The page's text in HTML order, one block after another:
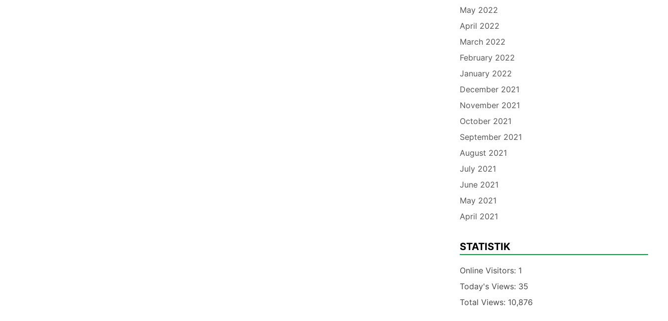
May 2022
April 2022
March 2022
February 2022
January 2022
December 2021
November 2021
October 2021
September 2021
August 2021
July 2021
June 2021
May 2021
April 2021
STATISTIK
Online Visitors: 1
Today's Views: 35
Total Views: 10,876